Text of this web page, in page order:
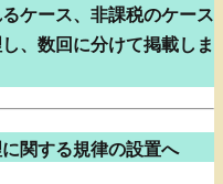
ケース、非課税のケース
、数回に分けて掲載しま
関する規律の設置へ